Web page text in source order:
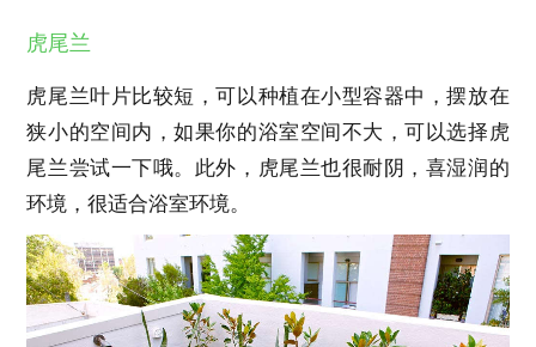
虎尾兰
虎尾兰叶片比较短，可以种植在小型容器中，摆放在
狭小的空间内，如果你的浴室空间不大，可以选择虎
尾兰尝试一下哦。此外，虎尾兰也很耐阴，喜湿润的
环境，很适合浴室环境。